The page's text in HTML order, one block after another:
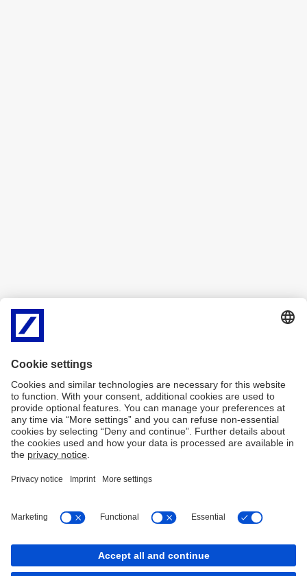
Uwaga:W przypadku problemów z formularzem, złóż swój
wniosekTUTAJ.
Imprint Nota prawna
Polityka plików
Mapa serwisu
Cookies